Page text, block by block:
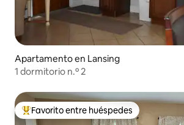
Apartamento en Lansing
1 dormitorio n.º 2
Favorito entre huéspedes preferido
Favorito entre huéspedes